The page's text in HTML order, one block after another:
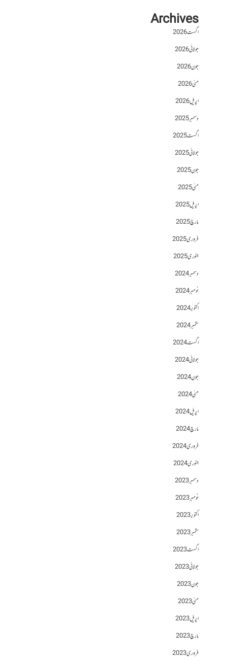
Archives
اگست 2026
جولائی 2026
جون 2026
مئی 2026
اپریل 2026
دسمبر 2025
اگست 2025
جولائی 2025
جون 2025
مئی 2025
اپریل 2025
مارچ 2025
فروری 2025
جنوری 2025
دسمبر 2024
نومبر 2024
اکتوبر 2024
ستمبر 2024
اگست 2024
جولائی 2024
جون 2024
مئی 2024
اپریل 2024
مارچ 2024
فروری 2024
جنوری 2024
دسمبر 2023
نومبر 2023
اکتوبر 2023
ستمبر 2023
اگست 2023
جولائی 2023
جون 2023
مئی 2023
اپریل 2023
مارچ 2023
فروری 2023